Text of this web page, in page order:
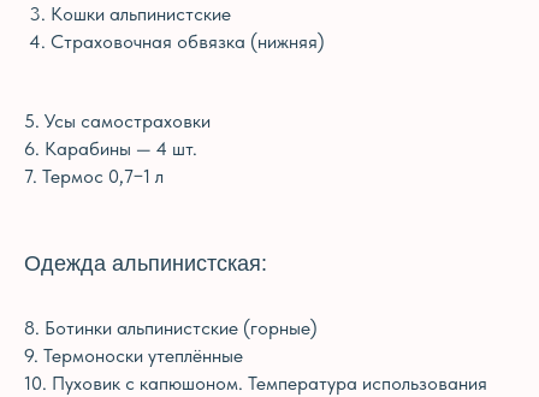
Кошки альпинистские
Страховочная обвязка (нижняя)
5. Усы самостраховки
6. Карабины — 4 шт.
7. Термос 0,7−1 л
Одежда альпинистская:
8. Ботинки альпинистские (горные)
9. Термоноски утеплённые
10. Пуховик с капюшоном. Температура использования
ПРОГРАММА ТУРА
тайминг примерный и может незначительно
отличаться, в зависимости от форс-мажоров